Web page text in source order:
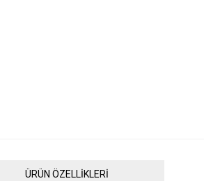
ÜRÜN ÖZELLİKLERİ